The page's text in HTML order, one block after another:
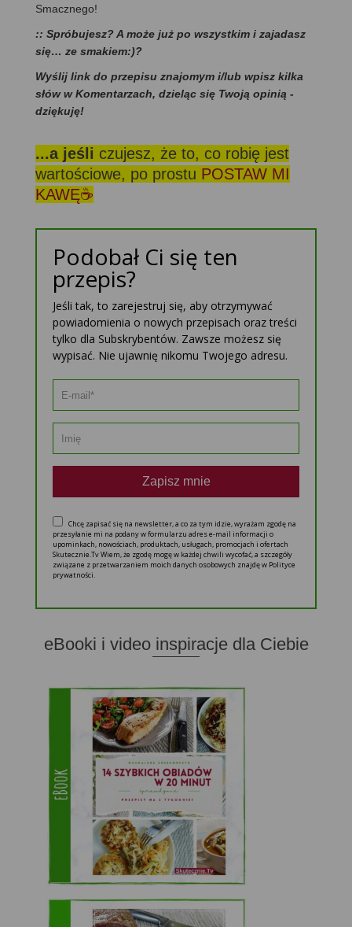
Smacznego!
:: Spróbujesz? A może już po wszystkim i zajadasz
się… ze smakiem:)?
Wyślij link do przepisu znajomym i/lub wpisz kilka
słów w Komentarzach, dzieląc się Twoją opinią -
dziękuję!
...a jeśli czujesz, że to, co robię jest
wartościowe, po prostu POSTAW MI
KAWĘ☕
Podobał Ci się ten
przepis?
Jeśli tak, to zarejestruj się, aby otrzymywać
powiadomienia o nowych przepisach oraz treści
tylko dla Subskrybentów. Zawsze możesz się
wypisać. Nie ujawnię nikomu Twojego adresu.
Zapisz mnie
Chcę zapisać się na newsletter, a co za tym idzie, wyrażam zgodę na
przesyłanie mi na podany w formularzu adres e-mail informacji o
upominkach, nowościach, produktach, usługach, promocjach i ofertach
Skutecznie.Tv Wiem, że zgodę mogę w każdej chwili wycofać, a szczegóły
związane z przetwarzaniem moich danych osobowych znajdę w Polityce
prywatności.
eBooki i video inspiracje dla Ciebie